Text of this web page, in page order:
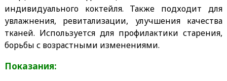
индивидуального коктейля. Также подходит для
увлажнения, ревитализации, улучшения качества
тканей. Используется для профилактики старения,
борьбы с возрастными изменениями.
Показания: